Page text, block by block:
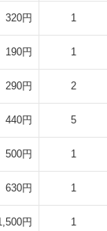
320円 1
190円 1
290円 2
440円 5
500円 1
630円 1
円 1